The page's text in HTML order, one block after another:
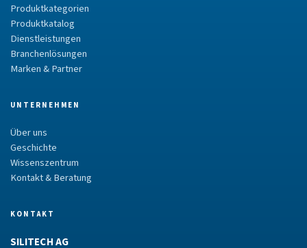
Produktkategorien
Produktkatalog
Dienstleistungen
Branchenlösungen
Marken & Partner
UNTERNEHMEN
Über uns
Geschichte
Wissenszentrum
Kontakt & Beratung
KONTAKT
SILITECH AG